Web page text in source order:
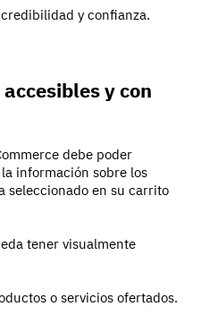
y confianza.
y con
debe poder
información sobre los
seleccionado en su carrito
tener visualmente
o servicios ofertados.